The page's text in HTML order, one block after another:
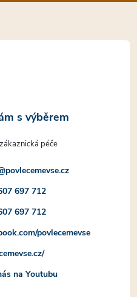
povlecemevse.cz
697 712
697 712
povlecemevse
na Youtubu